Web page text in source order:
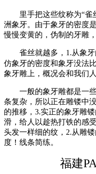
里手把这些纹称为“雀
洲象牙。由于象牙的密度
慢慢变黄的，伪制的牙雕
雀丝就越多，1.从象牙
仿象牙的密度和象牙没法
象牙雕上，概况会和我们
一般的象牙雕都是一些
条复杂，所以正在雕镂中
的推移，3.实正的象牙雕
滑，给人以趁热打铁的感
头发一样细的纹，2.从雕
度！线条简练。
福建